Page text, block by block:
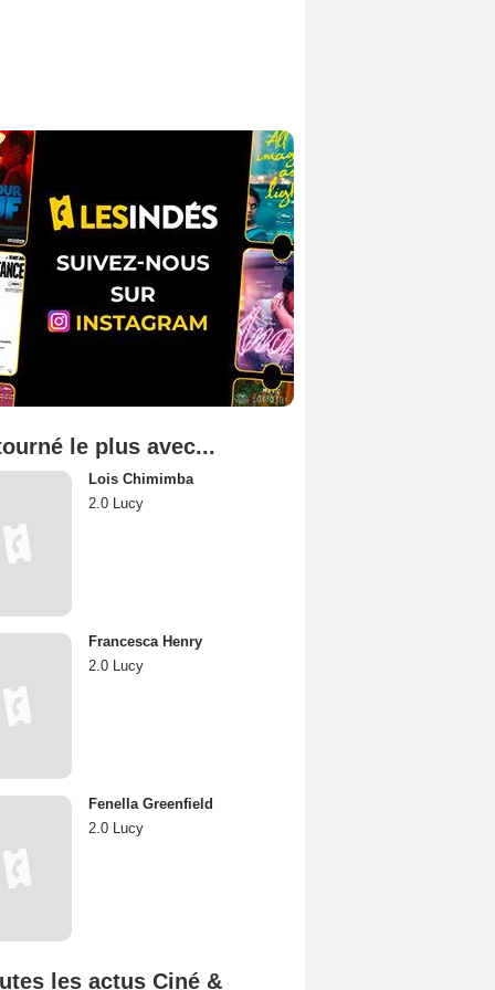
le plus avec...
Lois Chimimba
2.0 Lucy
Francesca Henry
2.0 Lucy
Fenella Greenfield
2.0 Lucy
les actus Ciné &